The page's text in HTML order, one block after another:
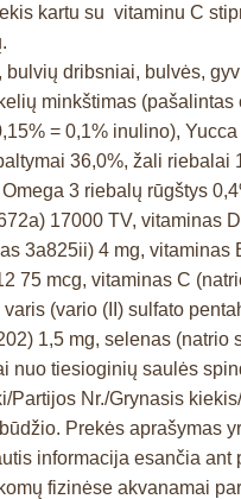
kartu su vitaminu C
dribsniai, bulvės,
minkštimas
= 0,1% inulino),
36,0%, žali
3 riebalų rūgštys
17000 TV, vitaminas
3a825ii) 4 mg,
75 mcg, vitaminas C
(vario (II) sulfato
1,5 mg, selenas
nuo tiesioginių saulės
Nr./Grynasis
Prekės aprašymas
informacija esančia
fizinėse akvanamai